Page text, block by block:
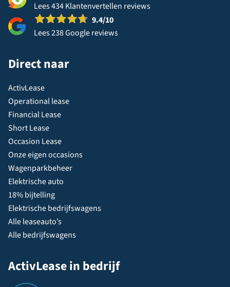
Lees 434 Klantenvertellen reviews
9.4/10
Lees 238 Google reviews
Direct naar
ActivLease
Operational lease
Financial Lease
Short Lease
Occasion Lease
Onze eigen occasions
Wagenparkbeheer
Elektrische auto
18% bijtelling
Elektrische bedrijfswagens
Alle leaseauto’s
Alle bedrijfswagens
ActivLease in bedrijf